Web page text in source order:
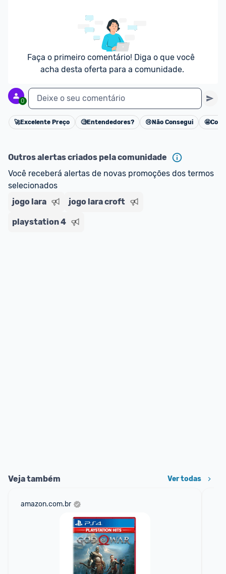
Faça o primeiro comentário! Diga o que você
acha desta oferta para a comunidade.
0 Deixe o seu comentário
Cancelar
🚀Excelente Preço 🧐Entendedores? 😢 Não Consegui 🤩
Outros alertas criados pela comunidade
Você receberá alertas de novas promoções dos termos
selecionados
jogo lara
jogo lara croft
playstation 4
Veja também Ver todas
amazon.com.br